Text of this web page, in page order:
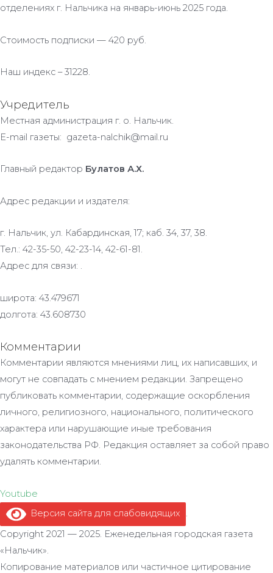
отделениях г. Нальчика на январь-июнь 2025 года.
Стоимость подписки — 420 руб.
Наш индекс – 31228.
Учредитель
Местная администрация г. о. Нальчик.
E-mail газеты: gazeta-nalchik@mail.ru
Главный редактор Булатов А.Х.
Адрес редакции и издателя:
г. Нальчик, ул. Кабардинская, 17; каб. 34, 37, 38.
Тел.: 42-35-50, 42-23-14, 42-61-81.
Адрес для связи: .
широта: 43.479671
долгота: 43.608730
Комментарии
Комментарии являются мнениями лиц, их написавших, и
могут не совпадать с мнением редакции. Запрещено
публиковать комментарии, содержащие оскорбления
личного, религиозного, национального, политического
характера или нарушающие иные требования
законодательства РФ. Редакция оставляет за собой право
удалять комментарии.
Youtube
Версия сайта для слабовидящих
.
Copyright 2021 — 2025. Еженедельная городская газета
«Нальчик».
Копирование материалов или частичное цитирование